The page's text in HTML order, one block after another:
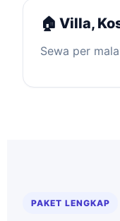
🏠 Villa,
Sewa per
PAKET LENGKAP